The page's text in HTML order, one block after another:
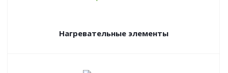
Нагревательные элементы